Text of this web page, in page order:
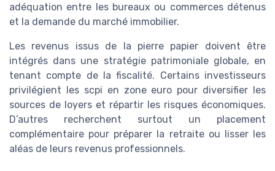
adéquation entre les bureaux ou commerces détenus
et la demande du marché immobilier.
Les revenus issus de la pierre papier doivent être
intégrés dans une stratégie patrimoniale globale, en
tenant compte de la fiscalité. Certains investisseurs
privilégient les scpi en zone euro pour diversifier les
sources de loyers et répartir les risques économiques.
D’autres recherchent surtout un placement
complémentaire pour préparer la retraite ou lisser les
aléas de leurs revenus professionnels.